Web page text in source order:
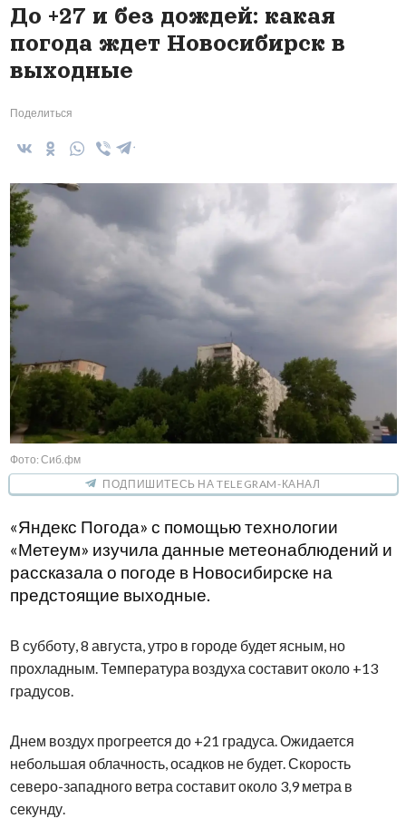
До +27 и без дождей: какая
погода ждет Новосибирск в
выходные
Поделиться
Фото: Сиб.фм
ПОДПИШИТЕСЬ НА TELEGRAM-КАНАЛ
«Яндекс Погода» с помощью технологии
«Метеум» изучила данные метеонаблюдений и
рассказала о погоде в Новосибирске на
предстоящие выходные.
В субботу, 8 августа, утро в городе будет ясным, но
прохладным. Температура воздуха составит около +13
градусов.
Днем воздух прогреется до +21 градуса. Ожидается
небольшая облачность, осадков не будет. Скорость
северо-западного ветра составит около 3,9 метра в
секунду.